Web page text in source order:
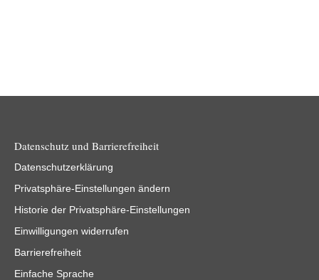
Datenschutz und Barrierefreiheit
Datenschutzerklärung
Privatsphäre-Einstellungen ändern
Historie der Privatsphäre-Einstellungen
Einwilligungen widerrufen
Barrierefreiheit
Einfache Sprache